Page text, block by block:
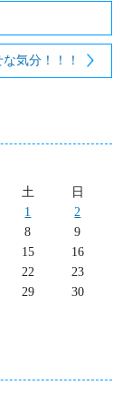
気分！！！
土
日
1
2
8
9
15
16
22
23
29
30